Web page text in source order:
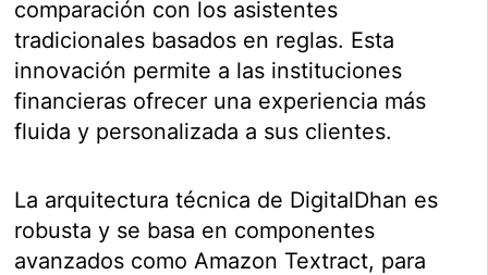
comparación con los asistentes
tradicionales basados en reglas. Esta
innovación permite a las instituciones
financieras ofrecer una experiencia más
fluida y personalizada a sus clientes.
La arquitectura técnica de DigitalDhan es
robusta y se basa en componentes
avanzados como Amazon Textract, para